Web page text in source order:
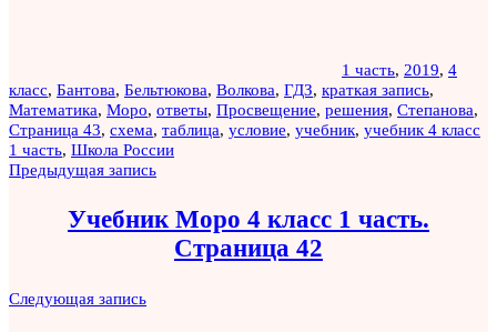
1 часть, 2019, 4
класс, Бантова, Бельтюкова, Волкова, ГДЗ, краткая запись,
Математика, Моро, ответы, Просвещение, решения, Степанова,
Страница 43, схема, таблица, условие, учебник, учебник 4 класс
1 часть, Школа России
Навигация
записям
Предыдущая запись
Учебник Моро 4 класс 1 часть.
Страница 42
Следующая запись